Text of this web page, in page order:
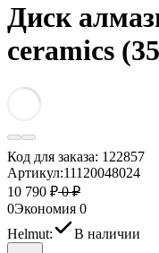
Диск
ceramics
Код для заказа: 122857
Артикул:11120048024
10 790 ₽0 ₽
0Экономия 0
Helmut:
В наличии